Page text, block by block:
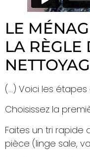
LE
LA RÈGLE
(…) Voici les étapes
Choisissez la
Faites un tri rapide
pièce (linge sale,